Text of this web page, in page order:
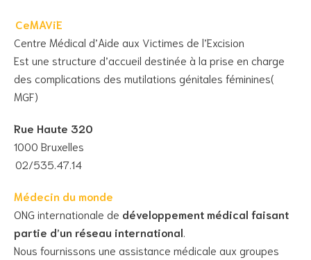
CeMAViE
Centre Médical d’Aide aux Victimes de l’Excision
Est une structure d’accueil destinée à la prise en charge
des complications des mutilations génitales féminines(
MGF)
Rue Haute 320
1000 Bruxelles
02/535.47.14
Médecin du monde
ONG internationale de développement médical faisant
partie d’un réseau international
Nous fournissons une assistance médicale aux groupes